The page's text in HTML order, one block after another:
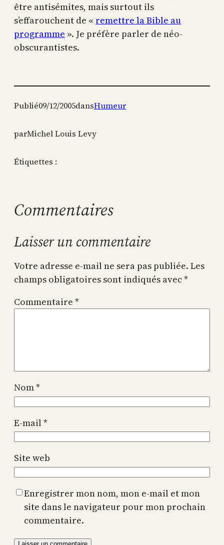
être antisémites, mais surtout ils
s’effarouchent de « remettre la Bible au
programme ». Je préfère parler de néo-
obscurantistes.
Publié09/12/2005dansHumeur
parMichel Louis Levy
Étiquettes :
Commentaires
Laisser un commentaire
Votre adresse e-mail ne sera pas publiée. Les
champs obligatoires sont indiqués avec*
Commentaire *
Nom*
E-mail*
Site web
Enregistrer mon nom, mon e-mail et mon
site dans le navigateur pour mon prochain
commentaire.